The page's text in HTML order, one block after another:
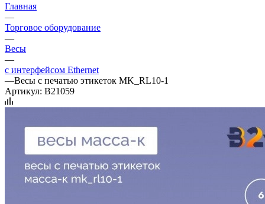
Главная
—
Торговое оборудование
—
Весы
—
с интерфейсом Ethernet
—Весы с печатью этикеток MK_RL10-1
Артикул: B21059